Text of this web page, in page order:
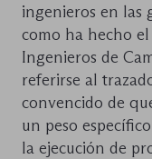
ingenieros en las
como ha hecho
Ingenieros de
referirse al
convencido de
un peso
la ejecución de